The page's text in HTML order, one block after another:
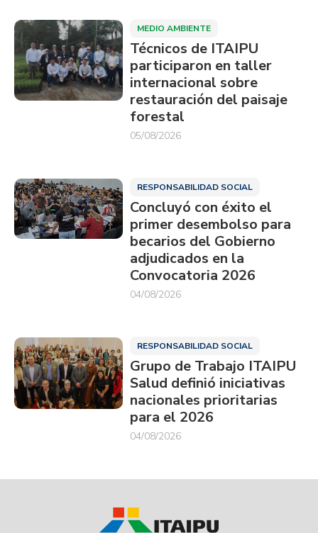
MEDIO AMBIENTE
Técnicos de ITAIPU
participaron en taller
internacional sobre
restauración del paisaje
forestal
05/08/2026
RESPONSABILIDAD SOCIAL
Concluyó con éxito el
primer desembolso para
becarios del Gobierno
adjudicados en la
Convocatoria 2026
04/08/2026
RESPONSABILIDAD SOCIAL
Grupo de Trabajo ITAIPU
Salud definió iniciativas
nacionales prioritarias
para el 2026
04/08/2026